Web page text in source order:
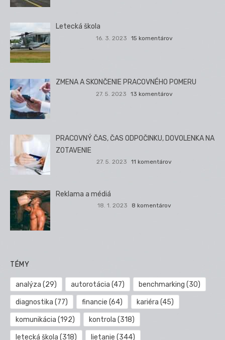
Letecká škola
16. 3. 2023 15 komentárov
ZMENA A SKONČENIE PRACOVNÉHO POMERU
27. 5. 2023 13 komentárov
PRACOVNÝ ČAS, ČAS ODPOČINKU, DOVOLENKA NA
ZOTAVENIE
27. 5. 2023 11 komentárov
Reklama a médiá
18. 1. 2023 8 komentárov
TÉMY
analýza (29) autorotácia (47) benchmarking (30)
diagnostika (77) financie (64) kariéra (45)
komunikácia (192) kontrola (318)
letecká škola (318) lietanie (344)